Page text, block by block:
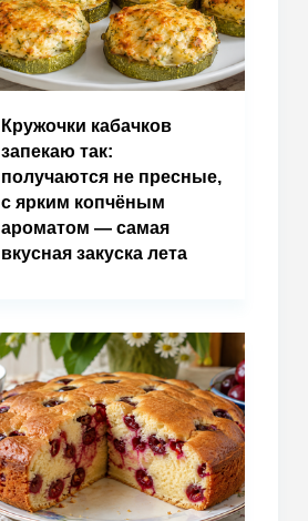
Кружочки кабачков
запекаю так:
получаются не пресные,
с ярким копчёным
ароматом — самая
вкусная закуска лета